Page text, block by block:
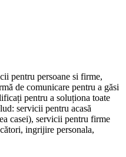
pentru persoane si firme,
de comunicare pentru a găsi
pentru a soluționa toate
servicii pentru acasă
casei), servicii pentru firme
ingrijire personala,